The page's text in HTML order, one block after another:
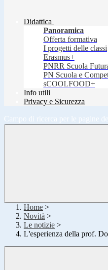
Didattica
Panoramica
Offerta formativa
I progetti delle classi
Erasmus+
PNRR Scuola
PN Scuola e
sCOOLFOOD+
Info utili
Privacy e Sicurezza
Campo di ricerca per le pagine
Home >
Novità >
Le notizie >
L'esperienza della prof.